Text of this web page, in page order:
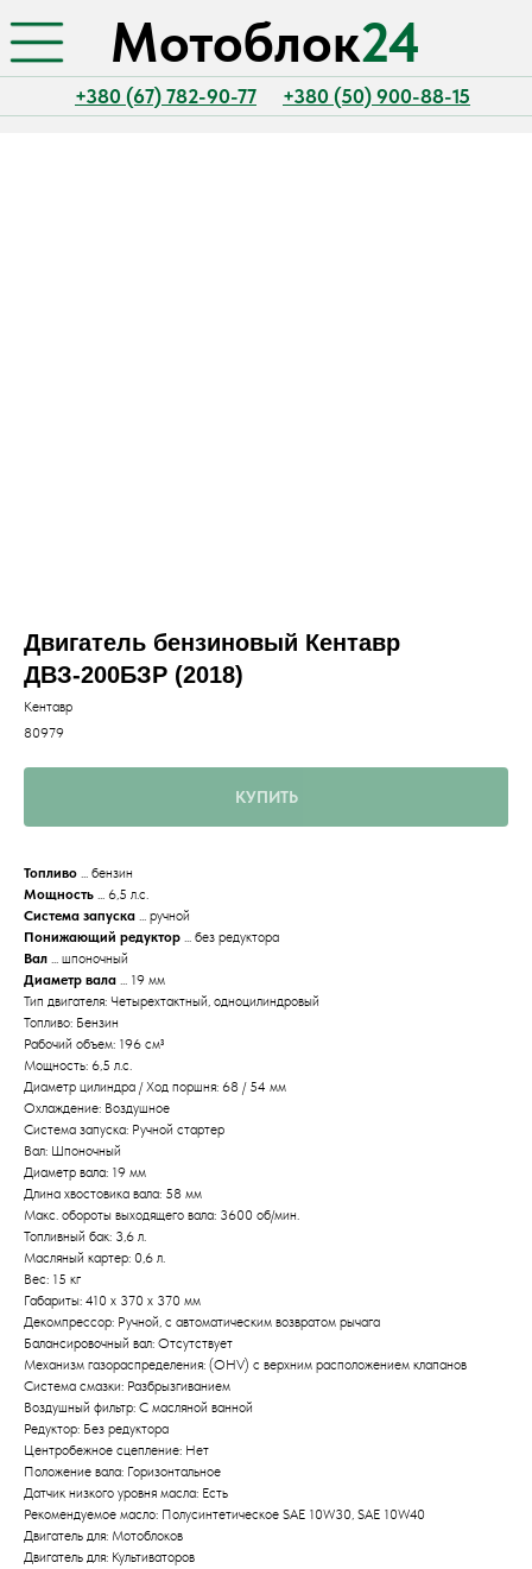
Мотоблок24
+380 (67) 782-90-77
Двигатель бензиновый Кентавр
ДВЗ-200БЗР (2018)
Кентавр
80979
КУПИТЬ
Топливо ... бензин
Мощность ... 6,5 л.с.
Система запуска ... ручной
Понижающий редуктор ... без редуктора
Вал ... шпоночный
Диаметр вала ... 19 мм
Тип двигателя: Четырехтактный, одноцилиндровый
Топливо: Бензин
Рабочий объем: 196 см³
Мощность: 6,5 л.с.
Диаметр цилиндра / Ход поршня: 68 / 54 мм
Охлаждение: Воздушное
Система запуска: Ручной стартер
Вал: Шпоночный
Диаметр вала: 19 мм
Длина хвостовика вала: 58 мм
Макс. обороты выходящего вала: 3600 об/мин.
Топливный бак: 3,6 л.
Масляный картер: 0,6 л.
Вес: 15 кг
Габариты: 410 x 370 x 370 мм
Декомпрессор: Ручной, с автоматическим возвратом рычага
Балансировочный вал: Отсутствует
Механизм газораспределения: (OHV) с верхним расположением клапанов
Система смазки: Разбрызгиванием
Воздушный фильтр: С масляной ванной
Редуктор: Без редуктора
Центробежное сцепление: Нет
Положение вала: Горизонтальное
Датчик низкого уровня масла: Есть
Рекомендуемое масло: Полусинтетическое SAE 10W30, SAE 10W40
Двигатель для: Мотоблоков
Двигатель для: Культиваторов
Отправка
БЕЗ предоплаты
Привезем
БЕСПЛАТНО